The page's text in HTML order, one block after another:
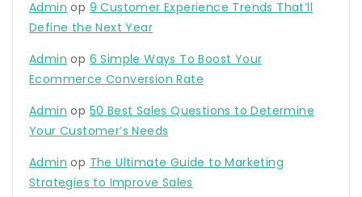
Admin op 9 Customer Experience Trends That’ll
Define the Next Year
Admin op 6 Simple Ways To Boost Your
Ecommerce Conversion Rate
Admin op 50 Best Sales Questions to Determine
Your Customer’s Needs
Admin op The Ultimate Guide to Marketing
Strategies to Improve Sales